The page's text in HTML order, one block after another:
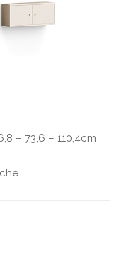
– 73,6 – 110,4cm